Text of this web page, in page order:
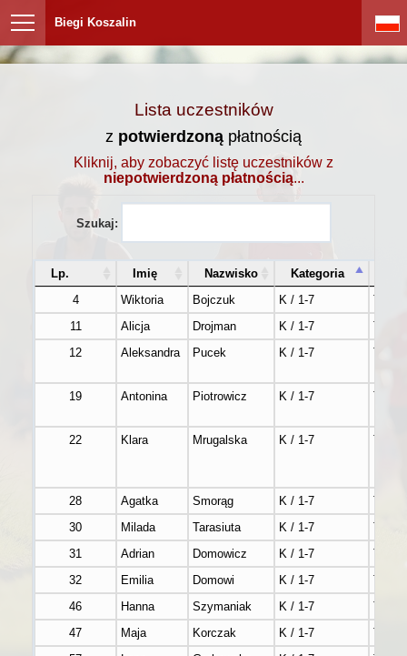
Biegi Koszalin
Lista uczestników
z potwierdzoną płatnością
Kliknij, aby zobaczyć listę uczestników z
niepotwierdzoną płatnością...
Szukaj:
Lp. Imię Nazwisko Kategoria
4
Wiktoria Bojczuk K / 1-7
Tak
11
Alicja Drojman K / 1-7
Tak
12
Aleksandra Pucek K / 1-7 Tak
19 Antonina Piotrowicz K / 1-7 Tak
22 Klara Mrugalska K / 1-7 Tak
28 Agatka Smorąg K / 1-7
Tak
30
Milada Tarasiuta K / 1-7
Tak
31
Adrian Domowicz K / 1-7
Tak
32
Emilia Domowi K / 1-7
Tak
46
Hanna Szymaniak K / 1-7
Tak
47
Maja Korczak K / 1-7
Tak